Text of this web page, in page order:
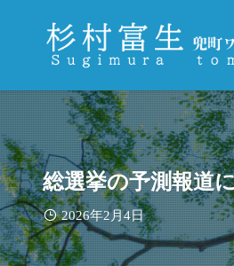
総選挙の予測報道
2026年2月4日